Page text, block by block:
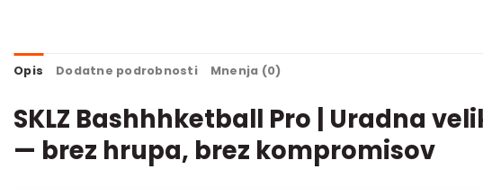
Opis Dodatne podrobnosti Mnenja (0)
SKLZ Bashhhketball Pro | Uradna
— brez hrupa, brez kompromisov